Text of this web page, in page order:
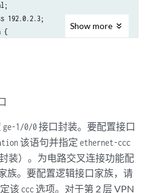
192.0.2.3;
{
{
Show more
ge-1/0/0接口封装。要配置接口
该语句并指定ethernet-ccc
装）。为电路交叉连接功能配
族。要配置逻辑接口家族，请
该 ccc 选项。对于第 2 层 VPN